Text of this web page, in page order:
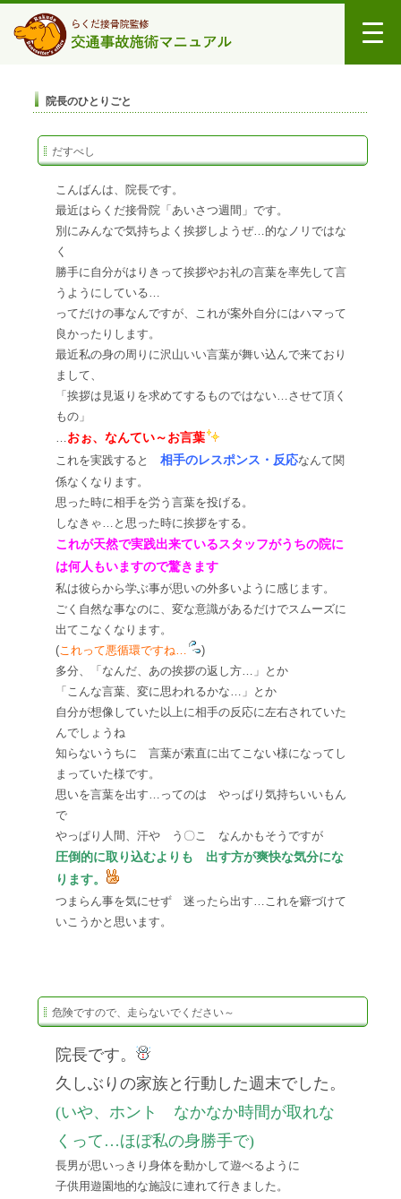
院長のひとりごと
だすべし
こんばんは、院長です。
最近はらくだ接骨院「あいさつ週間」です。
別にみんなで気持ちよく挨拶しようぜ…的なノリではな
く
勝手に自分がはりきって挨拶やお礼の言葉を率先して言
うようにしている…
ってだけの事なんですが、これが案外自分にはハマって
良かったりします。
最近私の身の周りに沢山いい言葉が舞い込んで来ており
まして、
「挨拶は見返りを求めてするものではない…させて頂く
もの」
…おぉ、なんてい～お言葉
これを実践すると 相手のレスポンス・反応なんて関
係なくなります。
思った時に相手を労う言葉を投げる。
しなきゃ…と思った時に挨拶をする。
これが天然で実践出来ているスタッフがうちの院に
は何人もいますので驚きます
私は彼らから学ぶ事が思いの外多いように感じます。
ごく自然な事なのに、変な意識があるだけでスムーズに
出てこなくなります。
(これって悪循環ですね…
)
多分、「なんだ、あの挨拶の返し方…」とか
「こんな言葉、変に思われるかな…」とか
自分が想像していた以上に相手の反応に左右されていた
んでしょうね
知らないうちに 言葉が素直に出てこない様になってし
まっていた様です。
思いを言葉を出す…ってのは やっぱり気持ちいいもん
で
やっぱり人間、汗や う〇こ なんかもそうですが
圧倒的に取り込むよりも 出す方が爽快な気分にな
ります。
つまらん事を気にせず 迷ったら出す…これを癖づけて
いこうかと思います。
危険ですので、走らないでください～
院長です。
久しぶりの家族と行動した週末でした。
(いや、ホント なかなか時間が取れな
くって…ほぼ私の身勝手で)
長男が思いっきり身体を動かして遊べるように
子供用遊園地的な施設に連れて行きました。